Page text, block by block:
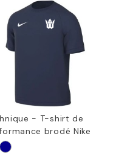
- T-shirt de
brodé Nike